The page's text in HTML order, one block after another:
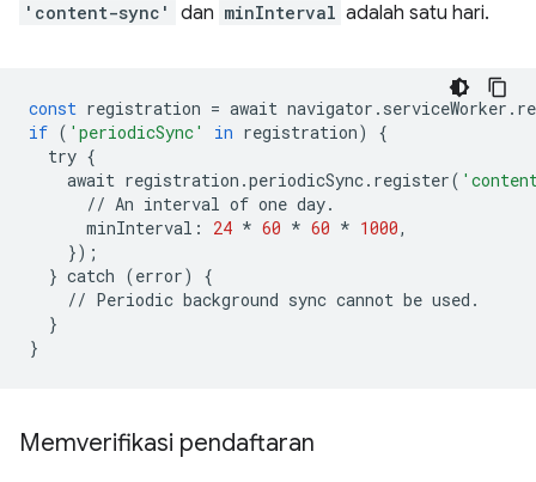
'content-sync' dan minInterval adalah satu hari.
const registration = await navigator . serviceWorker .
if ( 'periodicSync' in registration)
{
try {
await registration .periodicSync. register(
// An interval of one day.
minInterval : 24 * 60 * 60 * 1000,
});
} catch (error)
{
// Periodic background sync cannot be used .
}
}
Memverifikasi pendaftaran